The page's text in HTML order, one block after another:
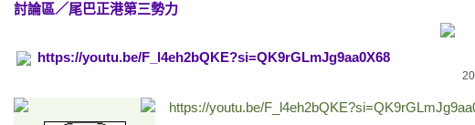
討論區／尾巴正港第三勢力
https://youtu.be/F_l4eh2bQKE?si=QK9rGLmJg9aa0X68
https://youtu.be/